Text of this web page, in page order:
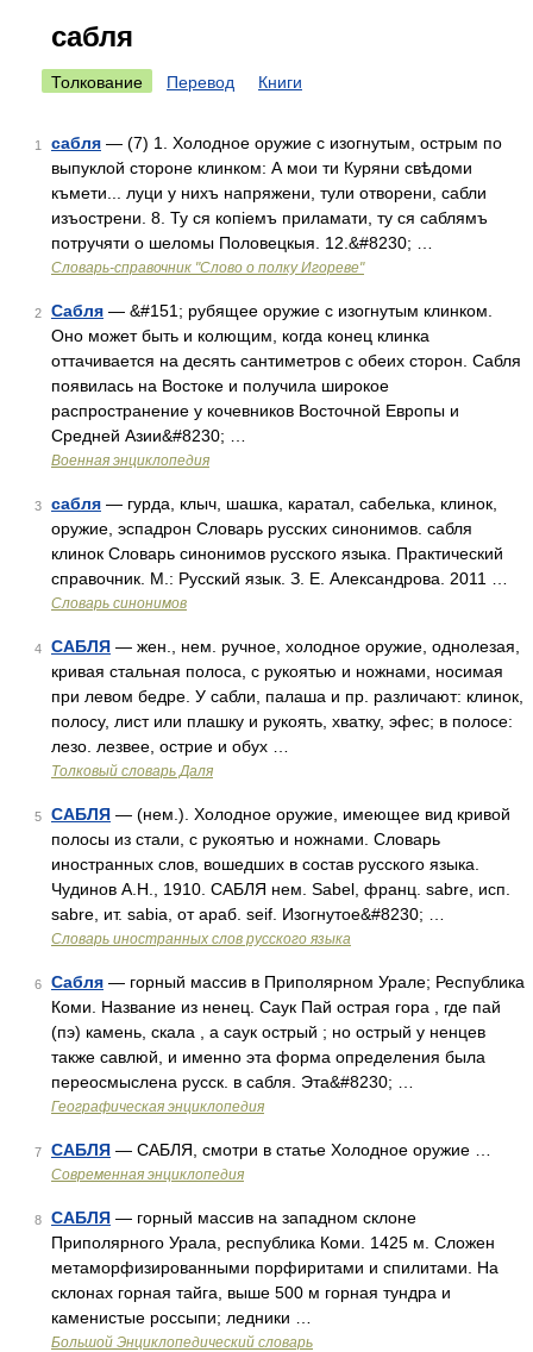
сабля
Толкование Перевод Книги
1 сабля — (7) 1. Холодное оружие с изогнутым, острым по
выпуклой стороне клинком: А мои ти Куряни свѣдоми
къмети... луци у нихъ напряжени, тули отворени, сабли
изъострени. 8. Ту ся копіемъ приламати, ту ся саблямъ
потручяти о шеломы Половецкыя. 12.&#8230; …
Словарь-справочник "Слово о полку Игореве"
2 Сабля — &#151; рубящее оружие с изогнутым клинком.
Оно может быть и колющим, когда конец клинка
оттачивается на десять сантиметров с обеих сторон. Сабля
появилась на Востоке и получила широкое
распространение у кочевников Восточной Европы и
Средней Азии&#8230; …
Военная энциклопедия
3 сабля — гурда, клыч, шашка, каратал, сабелька, клинок,
оружие, эспадрон Словарь русских синонимов. сабля
клинок Словарь синонимов русского языка. Практический
справочник. М.: Русский язык. З. Е. Александрова. 2011 …
Словарь синонимов
4 САБЛЯ — жен., нем. ручное, холодное оружие, однолезая,
кривая стальная полоса, с рукоятью и ножнами, носимая
при левом бедре. У сабли, палаша и пр. различают: клинок,
полосу, лист или плашку и рукоять, хватку, эфес; в полосе:
лезо. лезвее, острие и обух …
Толковый словарь Даля
5 САБЛЯ — (нем.). Холодное оружие, имеющее вид кривой
полосы из стали, с рукоятью и ножнами. Словарь
иностранных слов, вошедших в состав русского языка.
Чудинов А.Н., 1910. САБЛЯ нем. Sabel, франц. sabre, исп.
sabre, ит. sabia, от араб. seif. Изогнутое&#8230; …
Словарь иностранных слов русского языка
6 Сабля — горный массив в Приполярном Урале; Республика
Коми. Название из ненец. Саук Пай острая гора , где пай
(пэ) камень, скала , а саук острый ; но острый у ненцев
также савлюй, и именно эта форма определения была
переосмыслена русск. в сабля. Эта&#8230; …
Географическая энциклопедия
7 САБЛЯ — САБЛЯ, смотри в статье Холодное оружие …
Современная энциклопедия
8 САБЛЯ — горный массив на западном склоне
Приполярного Урала, республика Коми. 1425 м. Сложен
метаморфизированными порфиритами и спилитами. На
склонах горная тайга, выше 500 м горная тундра и
каменистые россыпи; ледники …
Большой Энциклопедический словарь